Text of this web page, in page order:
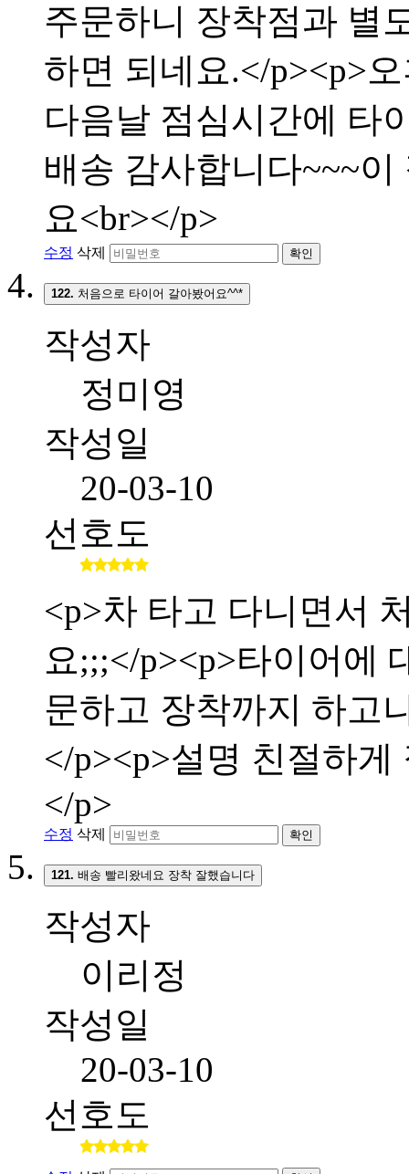
주문하니 장착점과 별
하면 되네요.</p><p>
다음날 점심시간에 타
배송 감사합니다~~~
요<br></p>
수정 삭제 확인
122. 처음으로 타이어 갈아봤어요^^*
작성자
정미영
작성일
20-03-10
선호도
<p>차 타고 다니면서
요;;;</p><p>타이어에
문하고 장착까지 하고
</p><p>설명 친절하
</p>
수정 삭제 확인
121. 배송 빨리왔네요 장착 잘했습니다
작성자
이리정
작성일
20-03-10
선호도